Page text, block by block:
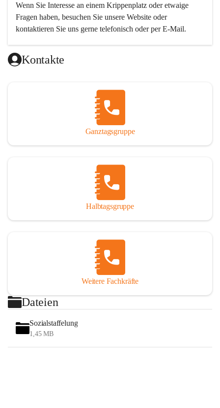
Wenn Sie Interesse an einem Krippenplatz oder etwaige
Fragen haben, besuchen Sie unsere Website oder
kontaktieren Sie uns gerne telefonisch oder per E-Mail.
Wir freuen uns auf Sie!
Das Krippenteam
Kontakte
Ganztagsgruppe
Halbtagsgruppe
Weitere Fachkräfte
Dateien
Sozialstaffelung
1,45 MB